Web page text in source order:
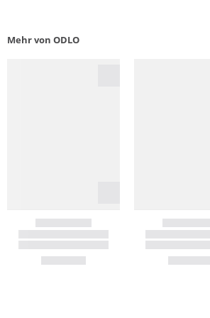
Mehr von ODLO